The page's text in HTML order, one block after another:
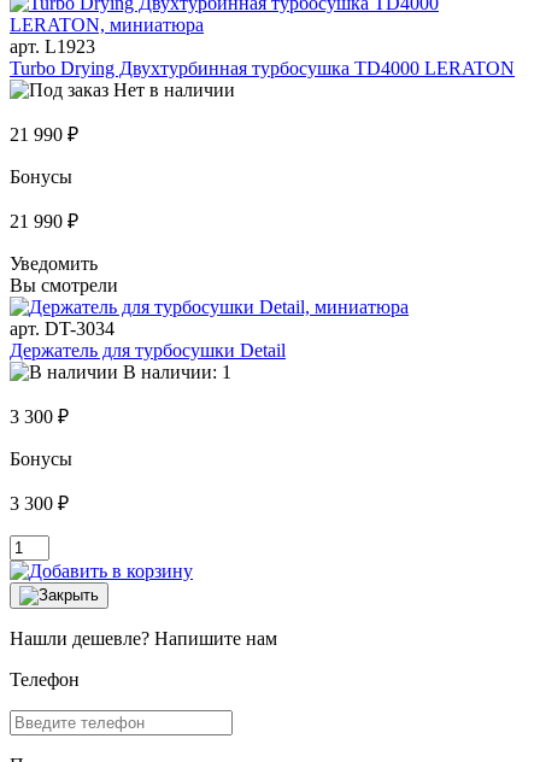
арт. L1923
Turbo Drying Двухтурбинная турбосушка TD4000 LERATON
Нет в наличии
21 990 ₽
Бонусы
21 990 ₽
Уведомить
Вы смотрели
арт. DT-3034
Держатель для турбосушки Detail
В наличии: 1
3 300 ₽
Бонусы
3 300 ₽
Нашли дешевле? Напишите нам
Телефон